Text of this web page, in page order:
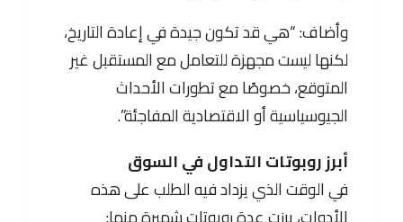
وأضاف: “هي قد تكون جيدة في إعادة التاريخ،
لكنها ليست مجهزة للتعامل مع المستقبل غير
المتوقع، خصوصًا مع تطورات الأحداث
الجيوسياسية أو الاقتصادية المفاجئة”.
أبرز روبوتات التداول في السوق
في الوقت الذي يزداد فيه الطلب على هذه